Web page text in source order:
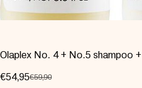
Olaplex No. 4 + No.5 shampoo
€59,90
€54,95